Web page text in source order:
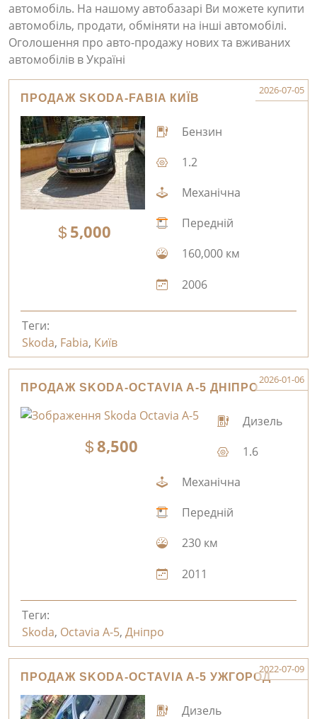
автомобіль. На нашому автобазарі Ви можете купити
автомобіль, продати, обміняти на інші автомобілі.
Оголошення про авто-продажу нових та вживаних
автомобілів в Україні
ПРОДАЖ SKODA-FABIA КИЇВ
2026-07-05
5,000
Бензин
1.2
Механічна
Передній
160,000 км
2006
Теги:
Skoda, Fabia, Київ
ПРОДАЖ SKODA-OCTAVIA A-5 ДНІПРО
2026-01-06
8,500
Дизель
1.6
Механічна
Передній
230 км
2011
Теги:
Skoda, Octavia A-5, Дніпро
ПРОДАЖ SKODA-OCTAVIA A-5 УЖГОРОД
2022-07-09
Дизель